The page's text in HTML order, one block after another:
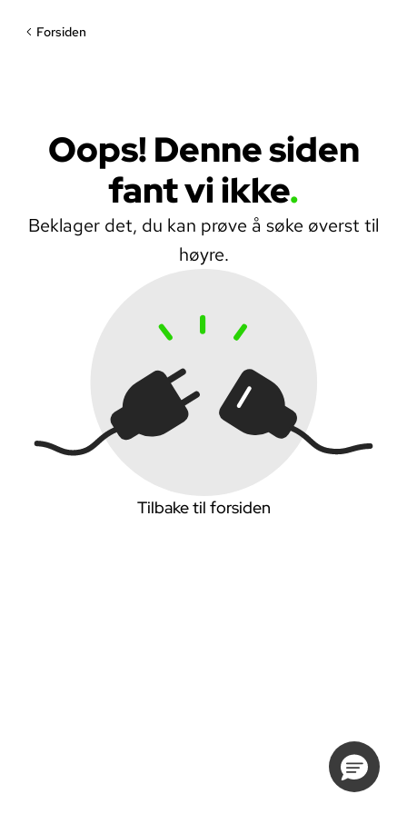
Forsiden
Oops! Denne siden
fant vi ikke
Beklager det, du kan prøve å søke øverst til
høyre.
Tilbake til forsiden